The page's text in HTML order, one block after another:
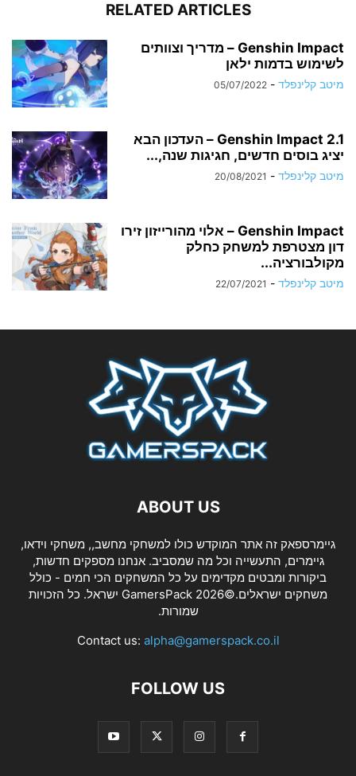
RELATED ARTICLES
Genshin Impact – מדריך וצוותים
לשימוש בדמות ילאן
מיטב קלינפלד -
05/07/2022
Genshin Impact 2.1 – העדכון הבא
יציג בוסים חדשים, חגיגות שנה,...
מיטב קלינפלד -
20/08/2021
Genshin Impact – אלוי מהורייזון זירו
דון מצטרפת למשחק כחלק
מקולבורציה...
מיטב קלינפלד -
22/07/2021
ABOUT US
גיימרספאק זה אתר המוקדש כולו למשחקי מחשב,, משחקי וידאו,
גיימרים, התעשייה וכל מה שמסביב. אנחנו מספקים חדשות,
ביקורות ומבטים מקדימים על כל המשחקים הכי חמים - כולל
משחקים ישראלים.©2026 GamersPack ישראל. כל הזכויות
שמורות.
Contact us: alpha@gamerspack.co.il
FOLLOW US